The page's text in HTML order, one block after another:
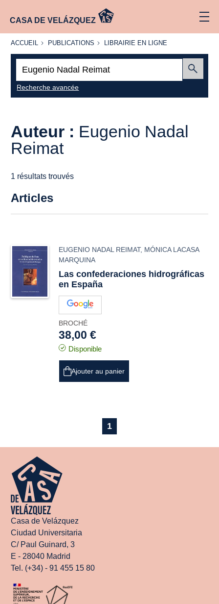
CASA DE VELÁZQUEZ
ACCUEIL
ACCUEIL PUBLICATIONS
PUBLICATIONS
LIBRAIRIE
LIBRAIRIE EN LIGNE
Recherche avancée
Auteur : Eugenio Nadal
Reimat
1 résultats trouvés
Articles
EUGENIO NADAL REIMAT, MÓNICA LACASA
MARQUINA
Las confederaciones hidrográficas
en España
BROCHÉ
38,00 €
Disponible
Ajouter au panier
1
Casa de Velázquez
Ciudad Universitaria
C/ Paul Guinard, 3
E - 28040 Madrid
Tel. (+34) - 91 455 15 80